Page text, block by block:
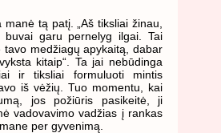
manė tą patį. „Aš tiksliai žinau,
garu pernelyg ilgai. Tai
tavo medžiagų apykaitą, dabar
kitaip“. Ta jai nebūdinga
ir tiksliai formuluoti mintis
iš vėžių. Tuo momentu, kai
jos požiūris pasikeitė, ji
vadovavimo vadžias į rankas
per gyvenimą.